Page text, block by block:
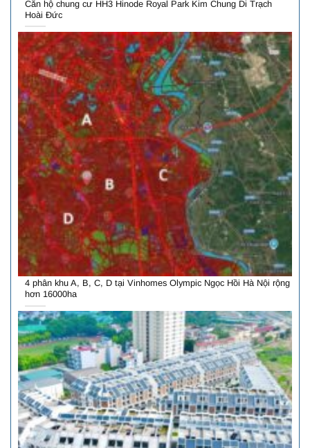
Căn hộ chung cư HH3 Hinode Royal Park Kim Chung Di Trạch
Hoài Đức
4 phân khu A, B, C, D tại Vinhomes Olympic Ngọc Hồi Hà Nội rộng
hơn 16000ha